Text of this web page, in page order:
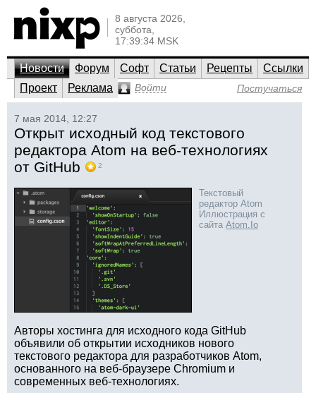
8 августа 2026,
суббота,
17:39:34 MSK
Новости Форум Софт Статьи Рецепты
Ссылки
Проект
Реклама Войти Постучаться
7 мая 2014, 12:27
Открыт исходный код текстового
редактора Atom на веб-технологиях
от GitHub
2
Текстовый
редактор Atom
Иллюстрация с
сайта Atom.Io
Авторы хостинга для исходного кода GitHub
объявили об открытии исходников нового
текстового редактора для разработчиков Atom,
основанного на веб-браузере Chromium и
современных веб-технологиях.